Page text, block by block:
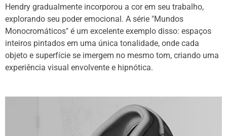
Hendry gradualmente incorporou a cor em seu trabalho,
explorando seu poder emocional. A série "Mundos
Monocromáticos" é um excelente exemplo disso: espaços
inteiros pintados em uma única tonalidade, onde cada
objeto e superfície se imergem no mesmo tom, criando uma
experiência visual envolvente e hipnótica.